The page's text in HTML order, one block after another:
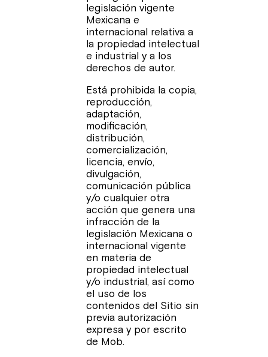
legislación vigente
Mexicana e
internacional relativa a
la propiedad intelectual
e industrial y a los
derechos de autor.
Está prohibida la copia,
reproducción,
adaptación,
modificación,
distribución,
comercialización,
licencia, envío,
divulgación,
comunicación pública
y/o cualquier otra
acción que genera una
infracción de la
legislación Mexicana o
internacional vigente
en materia de
propiedad intelectual
y/o industrial, así como
el uso de los
contenidos del Sitio sin
previa autorización
expresa y por escrito
de Mob.